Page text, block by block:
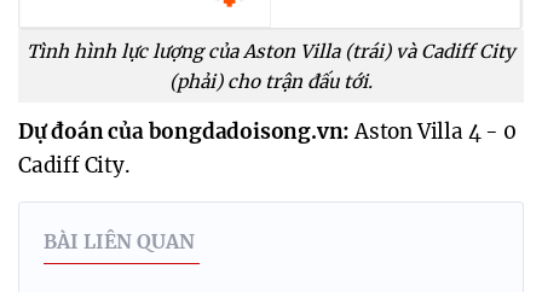
Tình hình lực lượng của Aston Villa (trái) và Cadiff City
(phải) cho trận đấu tới.
Dự đoán của bongdadoisong.vn:Aston Villa 4 - 0
Cadiff City.
BÀI LIÊN QUAN